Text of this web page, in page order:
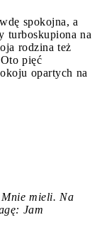
spokojna, a
turboskupiona na
rodzina też
pięć
opartych na
Mnie mieli. Na
Jam